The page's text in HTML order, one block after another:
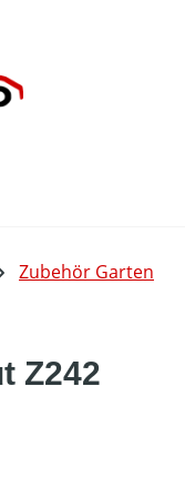
Zubehör Garten
Z242